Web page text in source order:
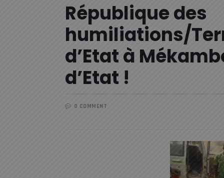
République des
humiliations/
d’Etat à
d’Etat !
0 COMMENT